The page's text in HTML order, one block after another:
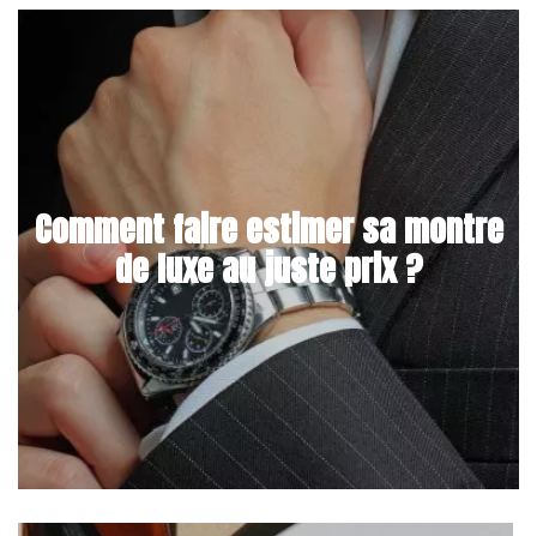
Comment faire estimer sa montre
de luxe au juste prix ?